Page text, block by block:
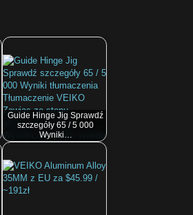
Guide Hinge Jig ​Sprawdź
szczegóły 65 / 5 000
Wyniki…